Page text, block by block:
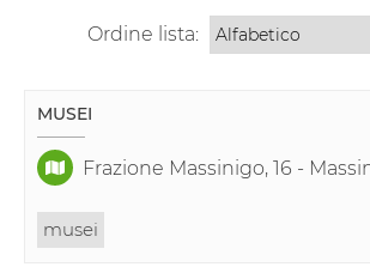
Ordine lista:
MUSEI
Frazione Massinigo, 16 -
musei